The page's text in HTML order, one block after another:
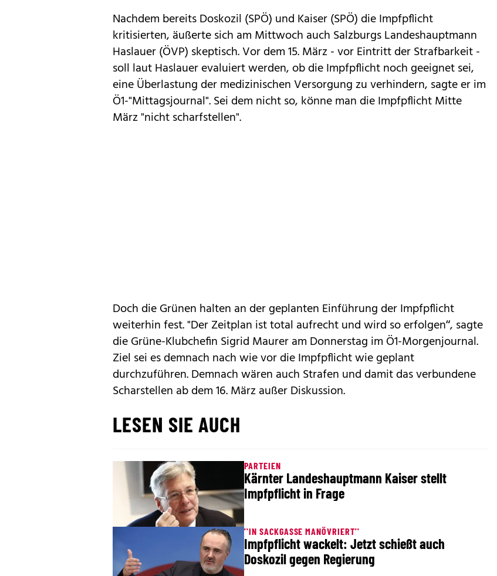
Nachdem bereits Doskozil (SPÖ) und Kaiser (SPÖ) die Impfpflicht
kritisierten, äußerte sich am Mittwoch auch Salzburgs Landeshauptmann
Haslauer (ÖVP) skeptisch. Vor dem 15. März - vor Eintritt der Strafbarkeit -
soll laut Haslauer evaluiert werden, ob die Impfpflicht noch geeignet sei,
eine Überlastung der medizinischen Versorgung zu verhindern, sagte er im
Ö1-"Mittagsjournal". Sei dem nicht so, könne man die Impfpflicht Mitte
März "nicht scharfstellen".
Doch die Grünen halten an der geplanten Einführung der Impfpflicht
weiterhin fest. "Der Zeitplan ist total aufrecht und wird so erfolgen“, sagte
die Grüne-Klubchefin Sigrid Maurer am Donnerstag im Ö1-Morgenjournal.
Ziel sei es demnach nach wie vor die Impfpflicht wie geplant
durchzuführen. Demnach wären auch Strafen und damit das verbundene
Scharstellen ab dem 16. März außer Diskussion.
LESEN SIE AUCH
PARTEIEN
Kärnter Landeshauptmann Kaiser stellt
Impfpflicht in Frage
''IN SACKGASSE MANÖVRIERT''
Impfpflicht wackelt: Jetzt schießt auch
Doskozil gegen Regierung